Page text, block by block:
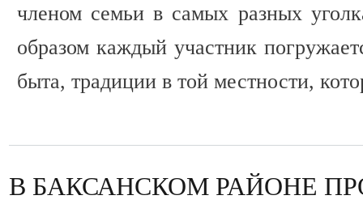
членом семьи в самых разных
образом каждый участник
быта, традиции в той местности,
В БАКСАНСКОМ РАЙОНЕ